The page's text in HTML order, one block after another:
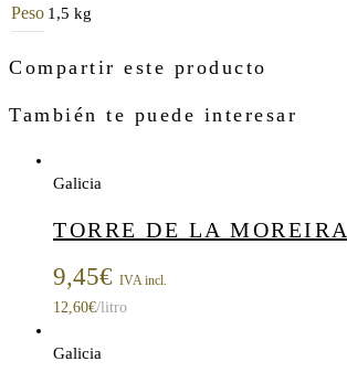
Peso 1,5 kg
Compartir este producto
También te puede interesar
Galicia
TORRE DE LA MOREIRA
9,45€ IVA incl.
12,60€/litro
Galicia